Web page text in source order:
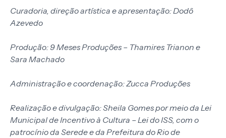
Curadoria, direção artística e apresentação: Dodô
Azevedo
Produção: 9 Meses Produções – Thamires Trianon e
Sara Machado
Administração e coordenação: Zucca Produções
Realização e divulgação: Sheila Gomes por meio da Lei
Municipal de Incentivo à Cultura – Lei do ISS, com o
patrocínio da Serede e da Prefeitura do Rio de